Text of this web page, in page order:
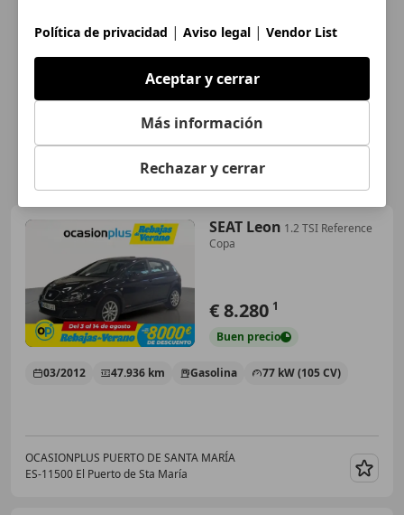
SEAT Leon 1.2 TSI Reference
Copa
€ 8.280 1
Buen precio
03/2012 47.936 km Gasolina 77 kW (105 CV)
OCASIONPLUS PUERTO DE SANTA MARÍA
ES-11500 El Puerto de Sta María
Política de privacidad | Aviso legal | Vendor List
Aceptar y cerrar
Más información
Rechazar y cerrar